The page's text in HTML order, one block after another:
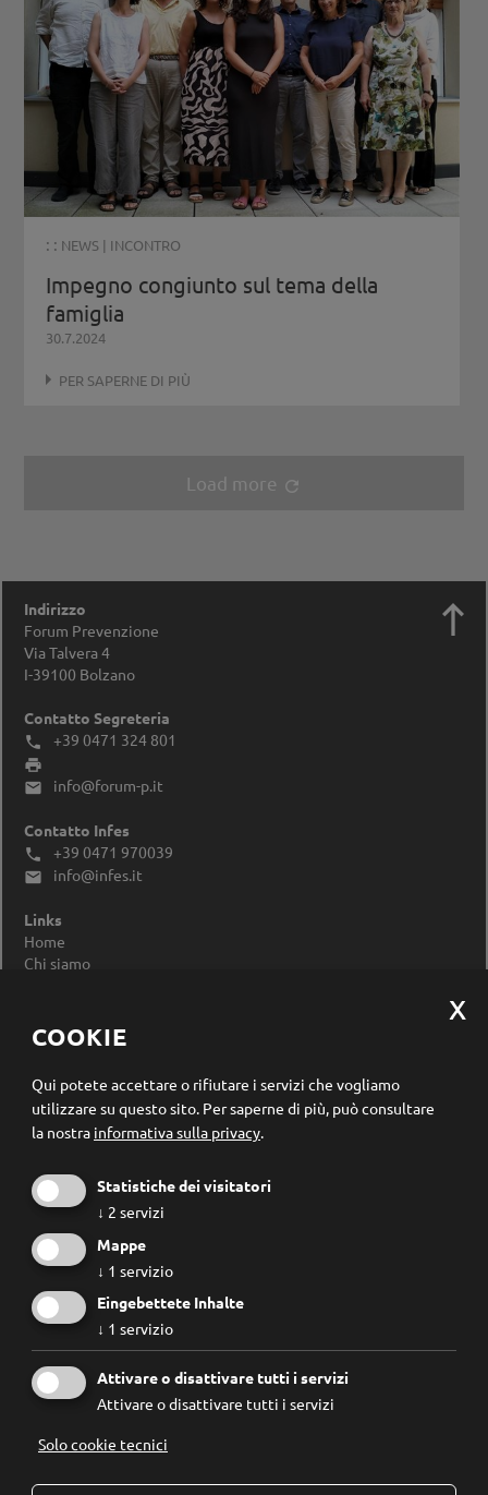
: : NEWS | INCONTRO
Impegno congiunto sul tema della
famiglia
30.7.2024
PER SAPERNE DI PIÙ
Load more refresh
Indirizzo
Forum Prevenzione
Via Talvera 4
I-39100 Bolzano
Contatto Segreteria
 +39 0471 324 801


info@forum-p.it
Contatto Infes
 +39 0471 970039
 info@infes.it
Links
Home
Chi siamo
Modificare le impostazioni dei cookie

Registrazione newsletter
Conosco e accetto le
© 2026
COOKIE
Qui potete accettare o rifiutare i servizi che vogliamo
utilizzare su questo sito. Per saperne di più, può consultare
la nostra informativa sulla privacy.
Statistiche dei visitatori
↓ 2 servizi
Mappe
↓ 1 servizio
Eingebettete Inhalte
↓ 1 servizio
Attivare o disattivare tutti i servizi
Attivare o disattivare tutti i servizi
Solo cookie tecnici